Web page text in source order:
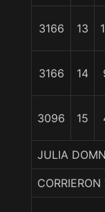
3166 13
3166 14
3096 15
JULIA